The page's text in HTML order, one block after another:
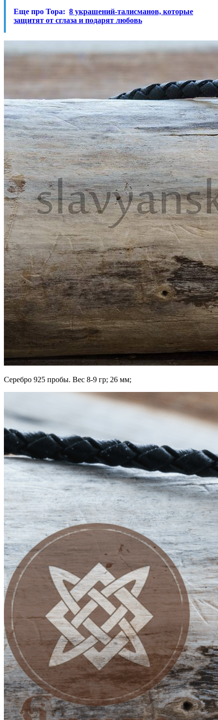
Еще про Тора: 8 украшений-талисманов, которые
защитят от сглаза и подарят любовь
Серебро 925 пробы. Вес 8-9 гр; 26 мм;